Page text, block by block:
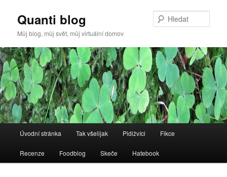
Quanti blog
Můj blog, můj svět, můj virtuální domov
navigační
Přejít
k
Úvodní stránka Tak všelijak Pidižvíci Fikce
Recenze Foodblog Skeče Hatebook